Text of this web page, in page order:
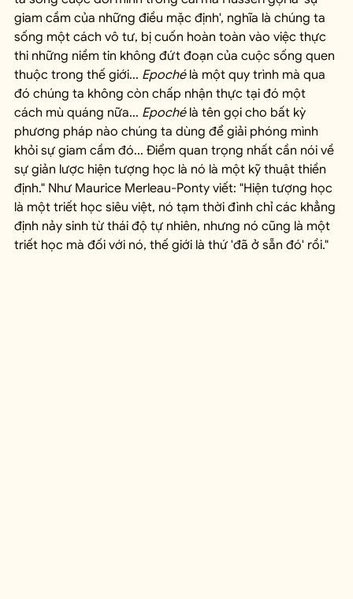
giam cầm của những điều mặc định', nghĩa là chúng ta
sống một cách vô tư, bị cuốn hoàn toàn vào việc thực
thi những niềm tin không đứt đoạn của cuộc sống quen
thuộc trong thế giới... Epoché là một quy trình mà qua
đó chúng ta không còn chấp nhận thực tại đó một
cách mù quáng nữa... Epoché là tên gọi cho bất kỳ
phương pháp nào chúng ta dùng để giải phóng mình
khỏi sự giam cầm đó... Điểm quan trọng nhất cần nói về
sự giản lược hiện tượng học là nó là một kỹ thuật thiền
định." Như Maurice Merleau-Ponty viết: "Hiện tượng học
là một triết học siêu việt, nó tạm thời đình chỉ các khẳng
định nảy sinh từ thái độ tự nhiên, nhưng nó cũng là một
triết học mà đối với nó, thế giới là thứ 'đã ở sẵn đó' rồi."